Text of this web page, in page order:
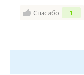
Спасибо 1